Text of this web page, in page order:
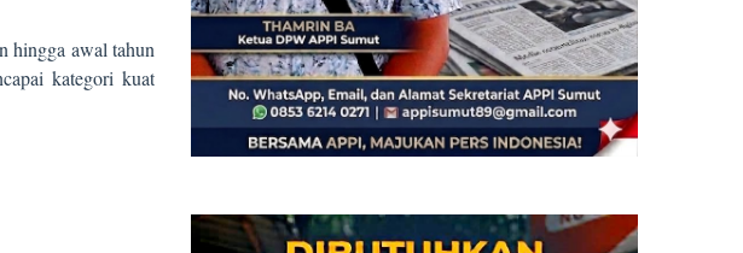
hingga awal tahun
kategori kuat